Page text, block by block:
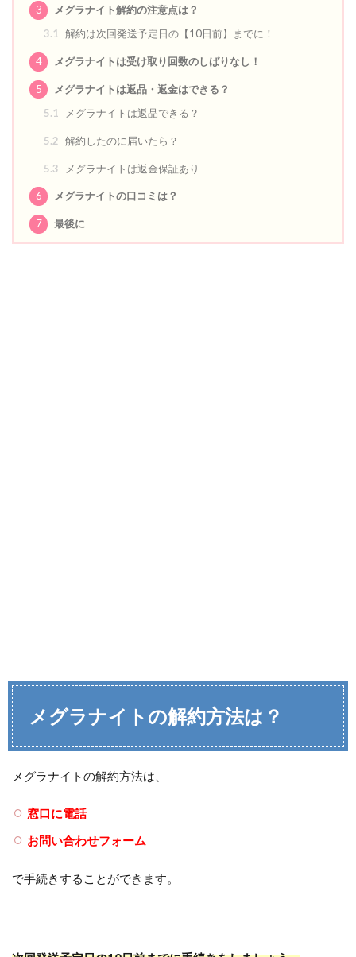
3
メグラナイト解約の注意点は？
3.1 解約は次回発送予定日の【10日前】までに！
4 メグラナイトは受け取り回数のしばりなし！
5
メグラナイトは返品・返金はできる？
5.1
メグラナイトは返品できる？
5.2 解約したのに届いたら？
5.3 メグラナイトは返金保証あり
6 メグラナイトの口コミは？
7 最後に
メグラナイトの解約方法は？
メグラナイトの解約方法は、
窓口に電話
お問い合わせフォーム
で手続きすることができます。